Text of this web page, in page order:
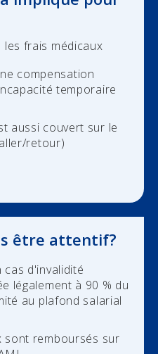
frais médicaux
compensation
temporaire
aussi couvert sur le
retour)
être attentif?
cas d'invalidité
légalement à 90 % du
au plafond salarial
sont remboursés sur